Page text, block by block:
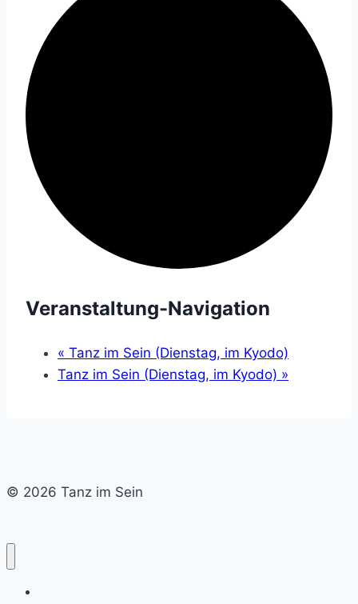
Veranstaltung-Navigation
« Tanz im Sein (Dienstag, im Kyodo)
Tanz im Sein (Dienstag, im Kyodo) »
© 2026 Tanz im Sein